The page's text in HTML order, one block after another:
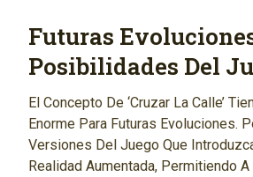
Futuras
Posibilidades Del
El Concepto De ‘cruzar La Calle’
Enorme Para Futuras Evoluciones.
Versiones Del Juego Que
Realidad Aumentada, Permitiendo